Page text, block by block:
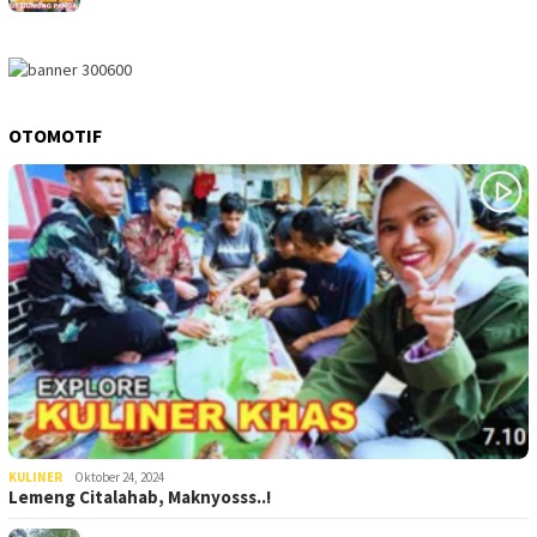
OTOMOTIF
KULINER Oktober 24, 2024
Lemeng Citalahab, Maknyosss..!